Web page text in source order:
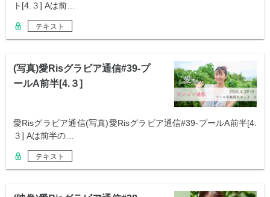
ト[4.３] Aは前…
テキスト
(写真)愛Risグラビア通信#39-プ
ールA前半[4.３]
愛Risグラビア通信(写真)愛Risグラビア通信#39-プールA前半[4.
３] Aは前半の…
テキスト